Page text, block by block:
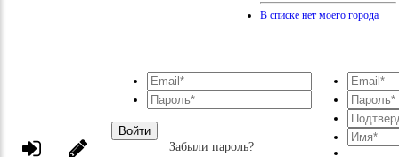
В списке нет моего города
Войти
Забыли пароль?